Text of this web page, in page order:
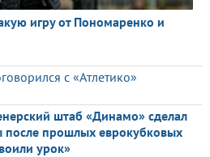
игру от Пономаренко и
с «Атлетико»
штаб «Динамо» сделал
прошлых еврокубковых
урок»